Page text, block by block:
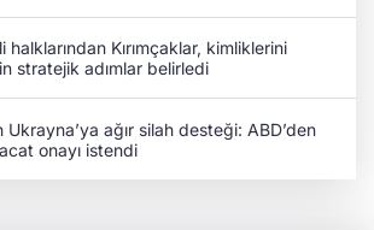
halklarından Kırımçaklar, kimliklerini
stratejik adımlar belirledi
Ukrayna’ya ağır silah desteği: ABD’den
onayı istendi